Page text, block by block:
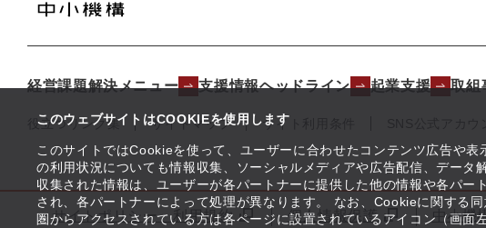
このウェブサイトはCOOKIEを使用します
このサイトではCookieを使って、ユーザーに合わせたコンテンツ広告や
の利用状況についても情報収集、ソーシャルメディアや広告配信、デー
収集された情報は、ユーザーが各パートナーに提供した他の情報や各パ
され、各パートナーによって処理が異なります。 なお、Cookieに関する
圏からアクセスされている方は各ページに設置されているアイコン（画
経営課題解決メニュー 支援情報ヘッドライン 起業支援 取組
役立つリンク集 サイトマップ サイト利用条件
サイトポリシー・利用規約 個人情報保護 中小機